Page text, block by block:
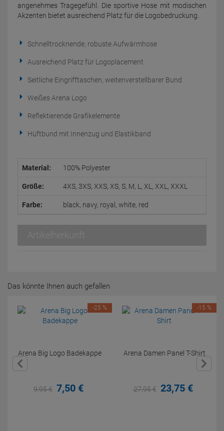
angenehmes Tragegefühl. Die sportive Hose mit modischen
Akzenten bietet ausreichend Platz für die Logobedruckung.
Schnelltrocknende, robuste Aufwärmhose
Ausreichend Platz für Logoplacement
Seitliche Eingrifftaschen, weitenverstellbarer Bund
Weißes Arena Logo
Reflektierende Grafikelemente
Hüftbund mit Innenzug und Elastikband
Material: 100% Polyester
Größe: 4XS, 3XS, XXS, XS, S, M, L, XL, XXL, XXXL
Farbe: black, navy, royal, white, red
Artikelherkunft
Das könnte Ihnen auch gefallen
Arena Big Logo Badekappe
9,95€ 7,50 €
-25 %
Arena Damen Panel T-Shirt
27,95€ 23,75 €
-15 %